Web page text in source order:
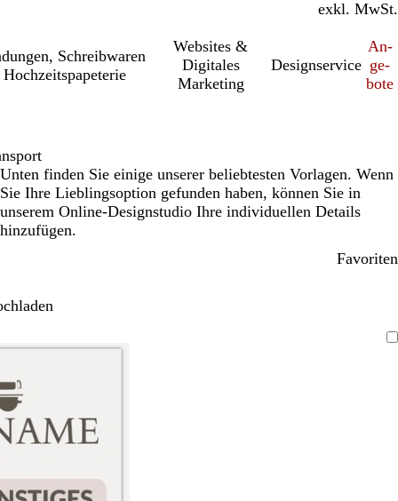
inkl. MwSt.
exkl. MwSt.
Schreib­wa­ren
Websites &
Digitales
Marketing
Designservice
An­­
ge­­
bo­­te
Unten finden Sie einige unserer beliebtesten Vorlagen. Wenn
Sie Ihre Lieblingsoption gefunden haben, können Sie in
unserem Online-Designstudio Ihre individuellen Details
hinzufügen.
Favoriten